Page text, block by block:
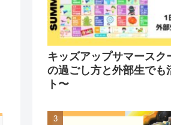
キッズアップサマースク
の過ごし方と外部生でも
ト〜